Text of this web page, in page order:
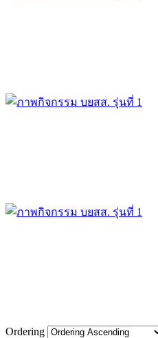
Ordering